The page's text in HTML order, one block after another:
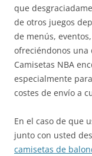
que
de otros juegos
de menús,
ofreciéndonos una
Camisetas NBA
especialmente
costes de envío a
En el caso de que
junto con usted
camisetas de